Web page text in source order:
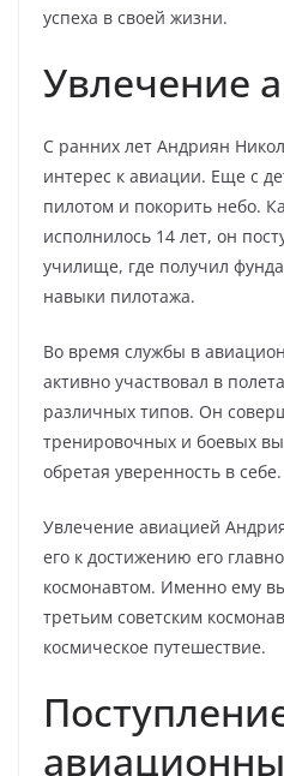
успеха в своей жизни.
Увлечение
С ранних лет Андриян
интерес к авиации. Еще с
пилотом и покорить небо.
исполнилось 14 лет, он
училище, где получил
навыки пилотажа.
Во время службы в
активно участвовал в
различных типов. Он
тренировочных и боевых
обретая уверенность в себе.
Увлечение авиацией
его к достижению его
космонавтом. Именно ему
третьим советским
космическое путешествие.